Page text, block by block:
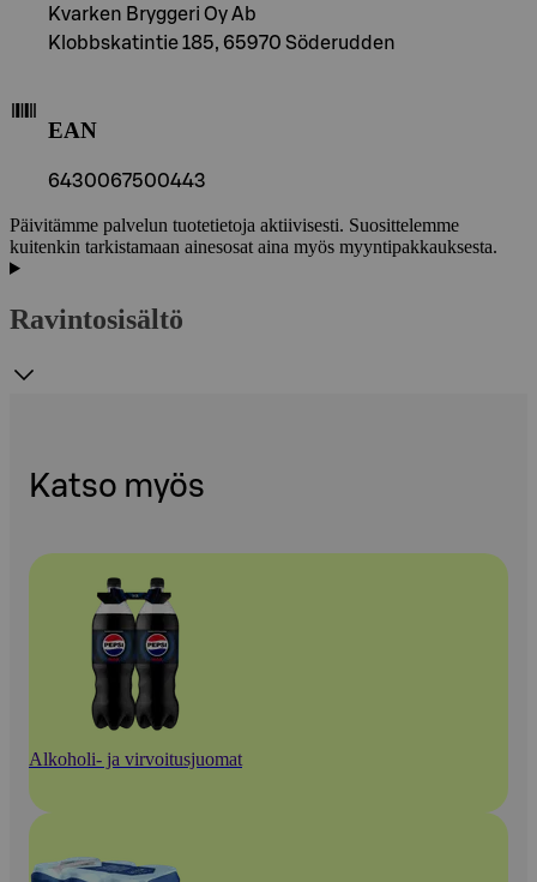
Kvarken Bryggeri Oy Ab
Klobbskatintie 185, 65970 Söderudden
EAN
6430067500443
Päivitämme palvelun tuotetietoja aktiivisesti. Suosittelemme
kuitenkin tarkistamaan ainesosat aina myös myyntipakkauksesta.
Ravintosisältö
Katso myös
Alkoholi- ja virvoitusjuomat